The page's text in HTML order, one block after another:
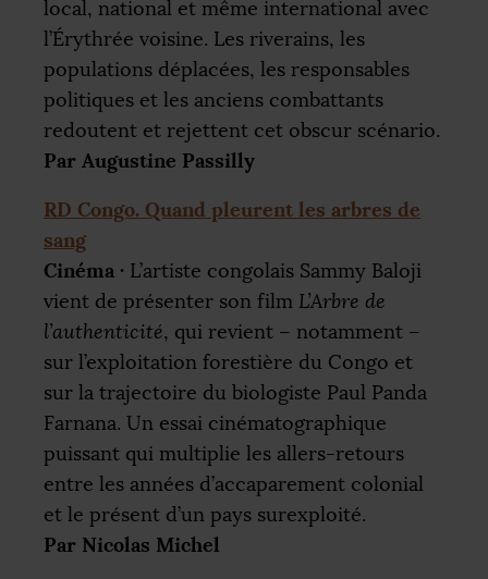
local, national et même international avec
l’Érythrée voisine. Les riverains, les
populations déplacées, les responsables
politiques et les anciens combattants
redoutent et rejettent cet obscur scénario.
Par Augustine Passilly
RD Congo. Quand pleurent les arbres de
sang
Cinéma · L’artiste congolais Sammy Baloji
vient de présenter son film L’Arbre de
l’authenticité, qui revient – notamment –
sur l’exploitation forestière du Congo et
sur la trajectoire du biologiste Paul Panda
Farnana. Un essai cinématographique
puissant qui multiplie les allers-retours
entre les années d’accaparement colonial
et le présent d’un pays surexploité.
Par Nicolas Michel